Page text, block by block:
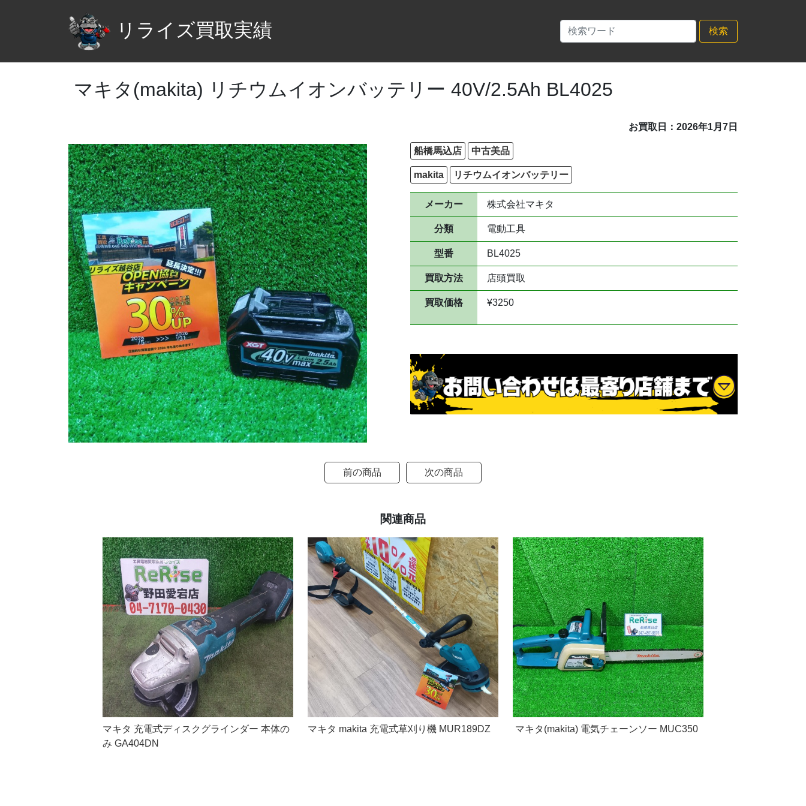
リライズ買取実績 検索
マキタ(makita) リチウムイオンバッテリー 40V/2.5Ah BL4025
お買取日：2026年1月7日
船橋馬込店 中古美品
makita リチウムイオンバッテリー
メーカー 株式会社マキタ
分類 電動工具
型番 BL4025
買取方法 店頭買取
買取価格 ¥3250
前の商品 次の商品
関連商品
マキタ 充電式ディスクグラインダー 本体の
み GA404DN
マキタ makita 充電式草刈り機 MUR189DZ マキタ(makita) 電気チェーンソー MUC350